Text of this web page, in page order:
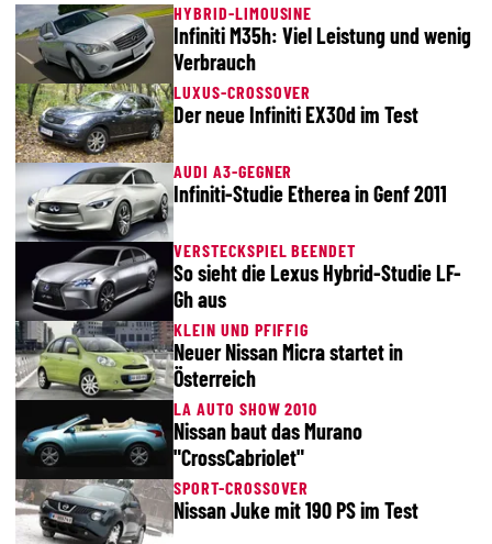
HYBRID-LIMOUSINE
Infiniti M35h: Viel Leistung und wenig
Verbrauch
LUXUS-CROSSOVER
Der neue Infiniti EX30d im Test
AUDI A3-GEGNER
Infiniti-Studie Etherea in Genf 2011
VERSTECKSPIEL BEENDET
So sieht die Lexus Hybrid-Studie LF-
Gh aus
KLEIN UND PFIFFIG
Neuer Nissan Micra startet in
Österreich
LA AUTO SHOW 2010
Nissan baut das Murano
"CrossCabriolet"
SPORT-CROSSOVER
Nissan Juke mit 190 PS im Test